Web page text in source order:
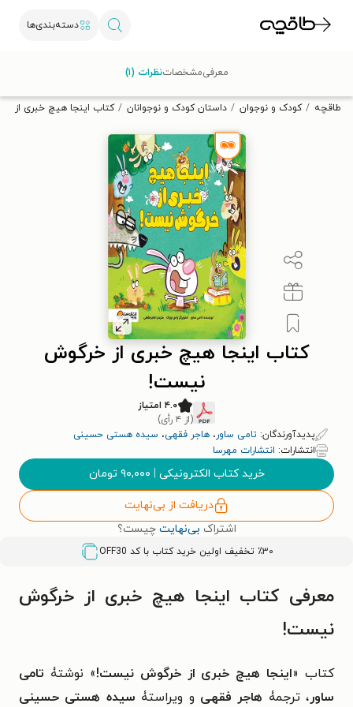
دسته‌بندی‌ها
تخفیف از طاقچه دریافت کن.
طاقچه کودک و نوجوان داستان کودک و نوجوانان کتاب اینجا هیچ خبری از
کتاب اینجا هیچ خبری از خرگوش
نیست!
۴.۰ امتیاز
(از ۴ رأی)
پدیدآورندگان: تامی ساور، هاجر فقهی، سیده هستی حسینی
انتشارات: انتشارات مهرسا
خرید کتاب الکترونیکی | ۹۰,۰۰۰ تومان
دریافت از بی‌نهایت
اشتراک بی‌نهایت چیست؟
٪۳۰ تخفیف اولین خرید کتاب با کد OFF30
معرفیمشخصاتنظرات (۱)
معرفی کتاب اینجا هیچ خبری از خرگوش
نیست!
کتاب «اینجا هیچ خبری از خرگوش نیست!» نوشتۀ تامی
ساور، ترجمۀ هاجر فقهی و ویراستۀ سیده هستی حسینی